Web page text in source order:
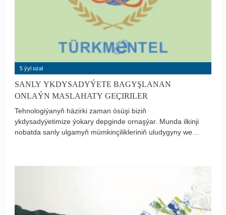
5 ýyl ozal
SANLY YKDYSADYÝETE BAGYŞLANAN
ONLAÝN MASLAHATY GEÇIRILER
Tehnologiýanyň häzirki zaman ösüşi biziň
ykdysadyýetimize ýokary depginde ornaşýar. Munda ilkinji
nobatda sanly ulgamyň mümkinçilikleriniň uludygyny we